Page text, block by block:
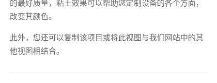
的最好质量，粘土效果可以帮助您定制设备的各个方面，
改变其颜色。
此外，您还可以复制该项目或将此视图与我们网站中的其
他视图相结合。